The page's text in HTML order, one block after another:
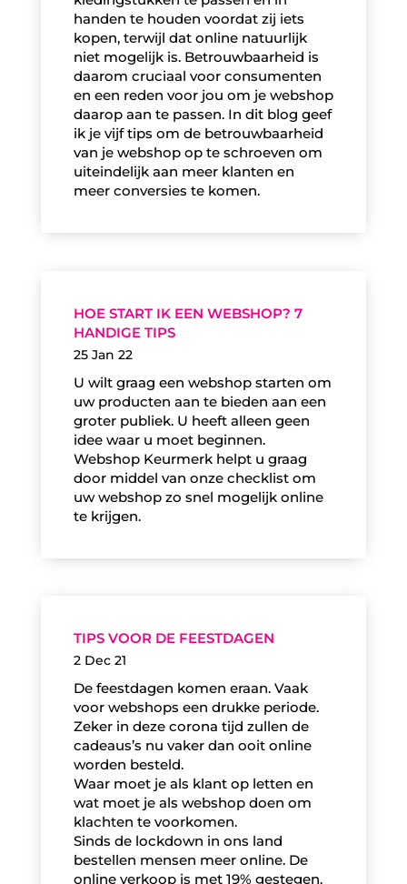
handen te houden voordat zij iets
kopen, terwijl dat online natuurlijk
niet mogelijk is. Betrouwbaarheid is
daarom cruciaal voor consumenten
en een reden voor jou om je webshop
daarop aan te passen. In dit blog geef
ik je vijf tips om de betrouwbaarheid
van je webshop op te schroeven om
uiteindelijk aan meer klanten en
meer conversies te komen.
HOE START IK EEN WEBSHOP? 7
HANDIGE TIPS
25 Jan 22
U wilt graag een webshop starten om
uw producten aan te bieden aan een
groter publiek. U heeft alleen geen
idee waar u moet beginnen.
Webshop Keurmerk helpt u graag
door middel van onze checklist om
uw webshop zo snel mogelijk online
te krijgen.
TIPS VOOR DE FEESTDAGEN
2 Dec 21
De feestdagen komen eraan. Vaak
voor webshops een drukke periode.
Zeker in deze corona tijd zullen de
cadeaus’s nu vaker dan ooit online
worden besteld.
Waar moet je als klant op letten en
wat moet je als webshop doen om
klachten te voorkomen.
Sinds de lockdown in ons land
bestellen mensen meer online. De
online verkoop is met 19% gestegen.